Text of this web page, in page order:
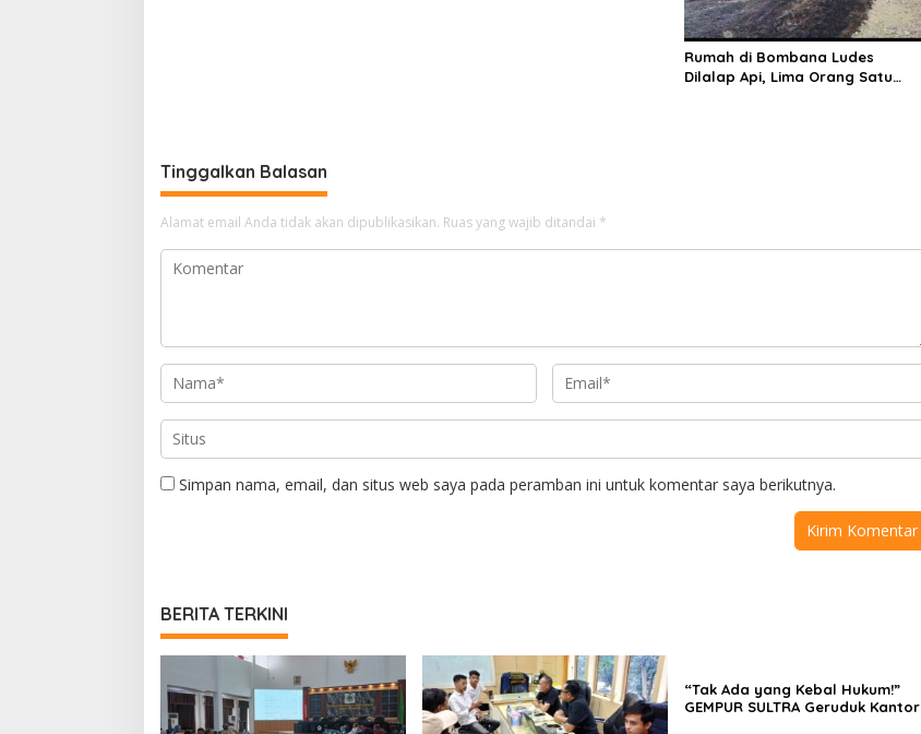
Rumah di Bombana Ludes
Dilalap Api, Lima Orang Satu
Tinggalkan Balasan
Alamat email Anda tidak akan dipublikasikan. Ruas yang wajib ditandai *
Simpan nama, email, dan situs web saya pada peramban ini untuk komentar saya berikutnya.
BERITA TERKINI
“Tak Ada yang Kebal Hukum!”
GEMPUR SULTRA Geruduk Kantor